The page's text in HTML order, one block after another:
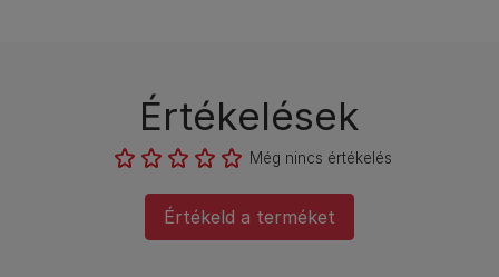
Értékelések
Még nincs értékelés
Értékeld a terméket